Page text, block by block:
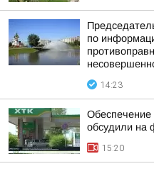
по
14:23
Обеспечение
обсудили на
15:20